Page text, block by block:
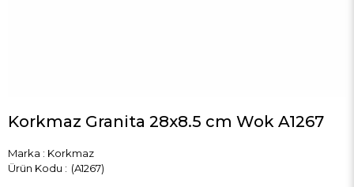
Korkmaz Granita 28x8.5 cm Wok A1267
Marka : Korkmaz
(A1267)